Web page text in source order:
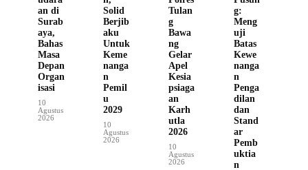
an di
Surab
aya,
Bahas
Masa
Depan
Organ
isasi
10
Agustus
2026
Solid
Berjib
aku
Untuk
Keme
nanga
n
Pemil
u
2029
10
Agustus
2026
Tulan
g
Bawa
ng
Gelar
Apel
Kesia
psiaga
an
Karh
utla
2026
10
Agustus
2026
g:
Meng
uji
Batas
Kewe
nanga
n
Penga
dilan
dan
Stand
ar
Pemb
uktia
n